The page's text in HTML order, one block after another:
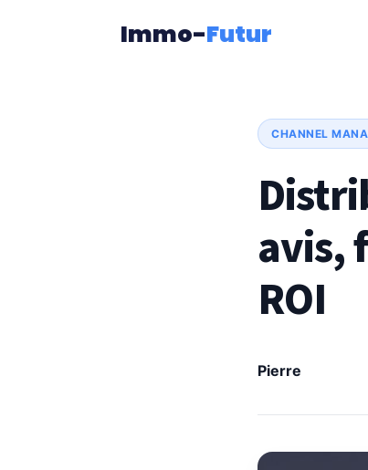
Immo-Futur
CHANNEL
avis,
ROI
Pierre